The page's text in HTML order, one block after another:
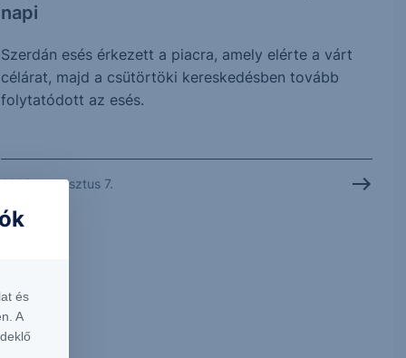
napi
Szerdán esés érkezett a piacra, amely elérte a várt
célárat, majd a csütörtöki kereskedésben tovább
folytatódott az esés.
2026. augusztus 7.
és
A